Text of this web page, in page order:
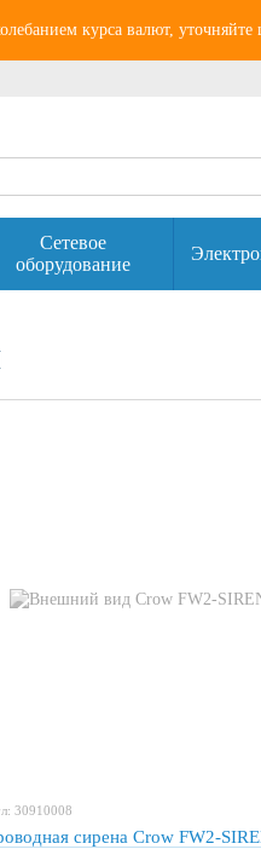
курса валют,
Сетевое
оборудование
30910008
сирена Crow FW2-